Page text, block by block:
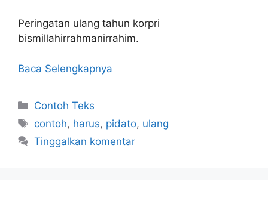
Peringatan ulang tahun korpri
bismillahirrahmanirrahim.
Baca Selengkapnya
Kategori
Contoh Teks
Tag
contoh, harus, pidato, ulang
Tinggalkan komentar